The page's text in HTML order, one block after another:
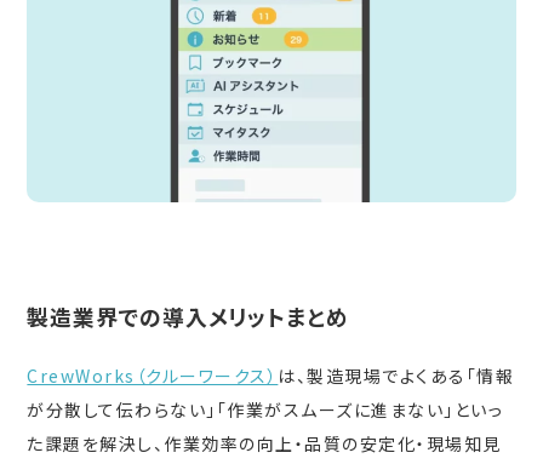
製造業界での導入メリットまとめ
CrewWorks（クルーワークス） は、製造現場でよくある「情報
が分散して伝わらない」「作業がスムーズに進まない」といっ
た課題を解決し、作業効率の向上・品質の安定化・現場知見